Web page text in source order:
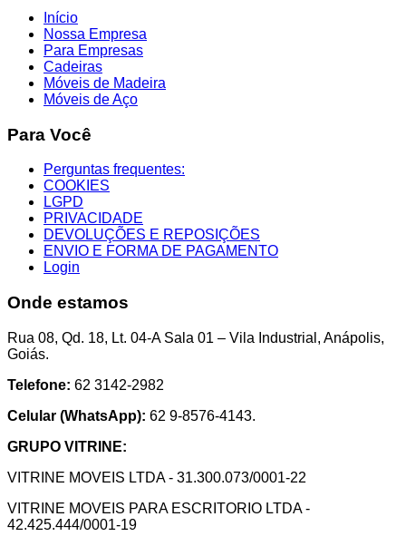
Início
Nossa Empresa
Para Empresas
Cadeiras
Móveis de Madeira
Móveis de Aço
Para Você
Perguntas frequentes:
COOKIES
LGPD
PRIVACIDADE
DEVOLUÇÕES E REPOSIÇÕES
ENVIO E FORMA DE PAGAMENTO
Login
Onde estamos
Rua 08, Qd. 18, Lt. 04-A Sala 01 – Vila Industrial, Anápolis,
Goiás.
Telefone: 62 3142-2982
Celular (WhatsApp): 62 9-8576-4143.
GRUPO VITRINE:
VITRINE MOVEIS LTDA - 31.300.073/0001-22
VITRINE MOVEIS PARA ESCRITORIO LTDA -
42.425.444/0001-19